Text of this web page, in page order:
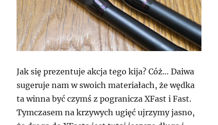
Jak się prezentuje akcja tego kija? Cóż… Daiwa
sugeruje nam w swoich materiałach, że wędka
ta winna być czymś z pogranicza XFast i Fast.
Tymczasem na krzywych ugięć ujrzymy jasno,